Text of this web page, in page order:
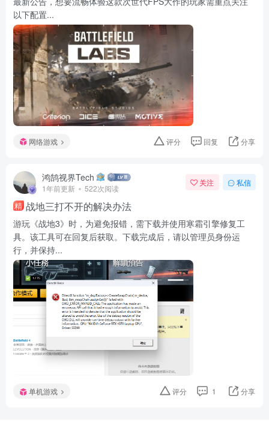
以下配置...
网络游戏 评分 回复 分享
鸿鹄视界Tech
1年前更新 522次阅读
关注 私信
精 战地三打不开的解决办法
游玩《战地3》时，为避免报错，需下载并使用寒霜引擎修复工
具。该工具可在回复后获取。下载完成后，请以管理员身份运
行，并保持...
单机游戏 评分 1 分享